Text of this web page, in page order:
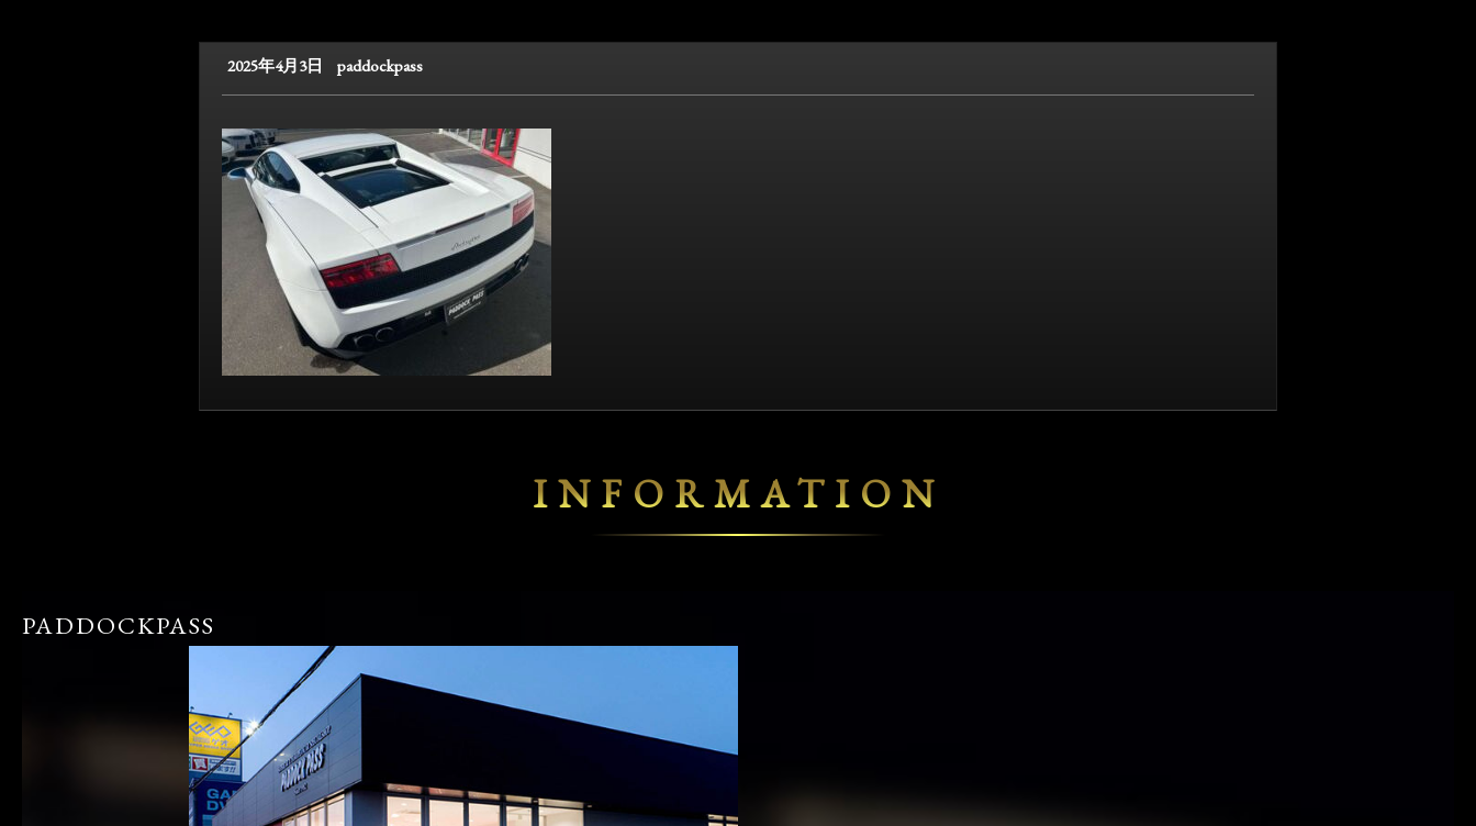
2025年4月3日 paddockpass
INFORMATION
PADDOCKPASS